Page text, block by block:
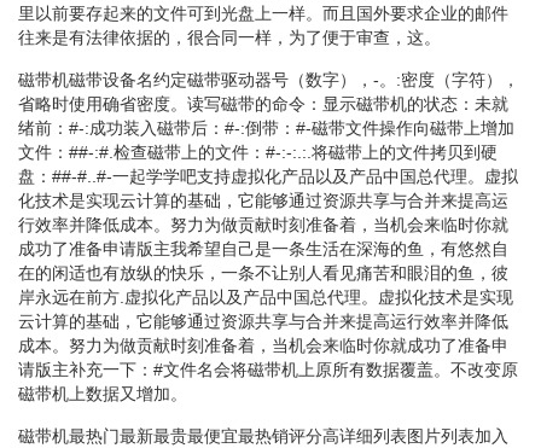
里以前要存起来的文件可到光盘上一样。而且国外要求企业的邮件
往来是有法律依据的，很合同一样，为了便于审查，这。
磁带机磁带设备名约定磁带驱动器号（数字），-。:密度（字符），
省略时使用确省密度。读写磁带的命令：显示磁带机的状态：未就
绪前：#-:成功装入磁带后：#-:倒带：#-磁带文件操作向磁带上增加
文件：##-:#.检查磁带上的文件：#-:-:.:.将磁带上的文件拷贝到硬
盘：##-#..#-一起学学吧支持虚拟化产品以及产品中国总代理。虚拟
化技术是实现云计算的基础，它能够通过资源共享与合并来提高运
行效率并降低成本。努力为做贡献时刻准备着，当机会来临时你就
成功了准备申请版主我希望自己是一条生活在深海的鱼，有悠然自
在的闲适也有放纵的快乐，一条不让别人看见痛苦和眼泪的鱼，彼
岸永远在前方.虚拟化产品以及产品中国总代理。虚拟化技术是实现
云计算的基础，它能够通过资源共享与合并来提高运行效率并降低
成本。努力为做贡献时刻准备着，当机会来临时你就成功了准备申
请版主补充一下：#文件名会将磁带机上原所有数据覆盖。不改变原
磁带机上数据又增加。
磁带机最热门最新最贵最便宜最热销评分高详细列表图片列表加入